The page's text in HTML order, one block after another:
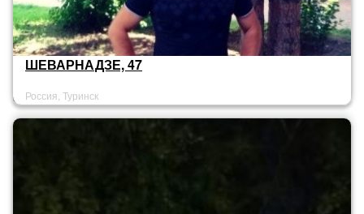
ШЕВАРНАДЗЕ, 47
Россия, Туринск